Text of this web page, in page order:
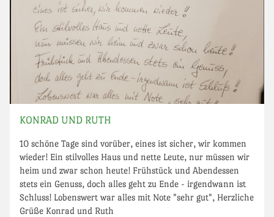
KONRAD UND RUTH
10 schöne Tage sind vorüber, eines ist sicher, wir kommen
wieder! Ein stilvolles Haus und nette Leute, nur müssen wir
heim und zwar schon heute! Frühstück und Abendessen
stets ein Genuss, doch alles geht zu Ende - irgendwann ist
Schluss! Lobenswert war alles mit Note "sehr gut", Herzliche
Grüße Konrad und Ruth